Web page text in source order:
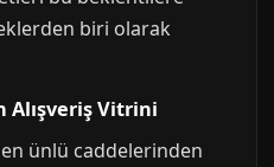
biri olarak
Alışveriş Vitrini
ünlü caddelerinden